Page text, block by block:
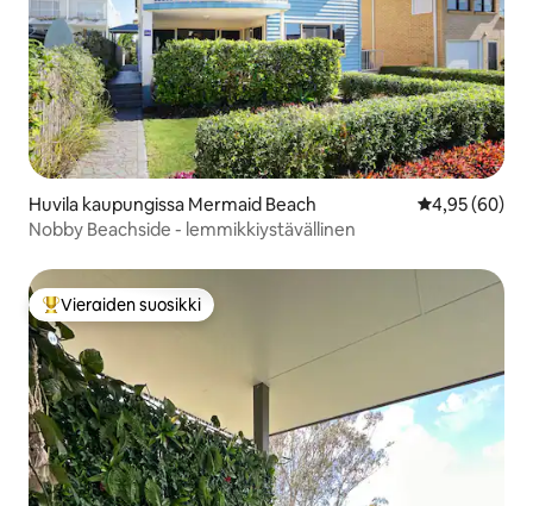
Huvila kaupungissa Mermaid Beach
4,95 (60)
Nobby Beachside - lemmikkiystävällinen
Vieraiden suosikkien parhaimmistoa
Vieraiden suosikki